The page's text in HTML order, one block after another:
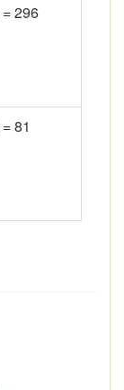
296
81